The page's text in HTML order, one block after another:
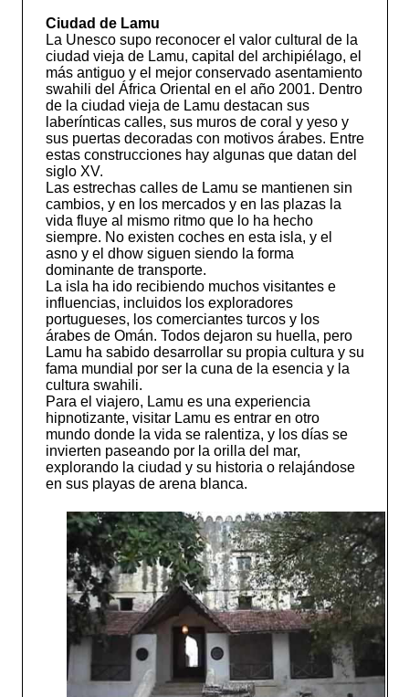
Ciudad de Lamu
La Unesco supo reconocer el valor cultural de la
ciudad vieja de Lamu, capital del archipiélago, el
más antiguo y el mejor conservado asentamiento
swahili del África Oriental en el año 2001. Dentro
de la ciudad vieja de Lamu destacan sus
laberínticas calles, sus muros de coral y yeso y
sus puertas decoradas con motivos árabes. Entre
estas construcciones hay algunas que datan del
siglo XV.
Las estrechas calles de Lamu se mantienen sin
cambios, y en los mercados y en las plazas la
vida fluye al mismo ritmo que lo ha hecho
siempre. No existen coches en esta isla, y el
asno y el dhow siguen siendo la forma
dominante de transporte.
La isla ha ido recibiendo muchos visitantes e
influencias, incluidos los exploradores
portugueses, los comerciantes turcos y los
árabes de Omán. Todos dejaron su huella, pero
Lamu ha sabido desarrollar su propia cultura y su
fama mundial por ser la cuna de la esencia y la
cultura swahili.
Para el viajero, Lamu es una experiencia
hipnotizante, visitar Lamu es entrar en otro
mundo donde la vida se ralentiza, y los días se
invierten paseando por la orilla del mar,
explorando la ciudad y su historia o relajándose
en sus playas de arena blanca.